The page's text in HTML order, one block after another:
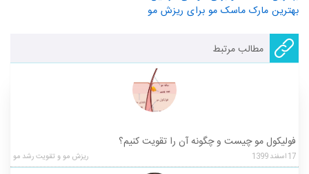
بهترین مارک ماسک مو برای ریزش مو
مطالب مرتبط
فولیکول مو چیست و چگونه آن را تقویت کنیم؟
17اسفند1399 ریزش مو و تقویت رشد مو